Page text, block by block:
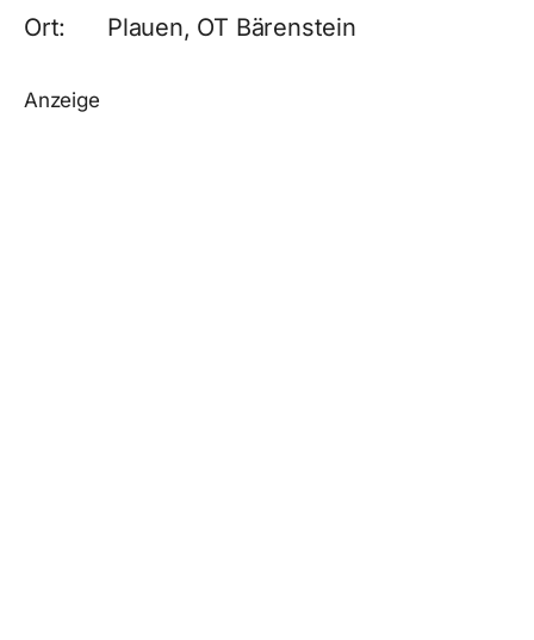
Ort: Plauen, OT Bärenstein
Anzeige